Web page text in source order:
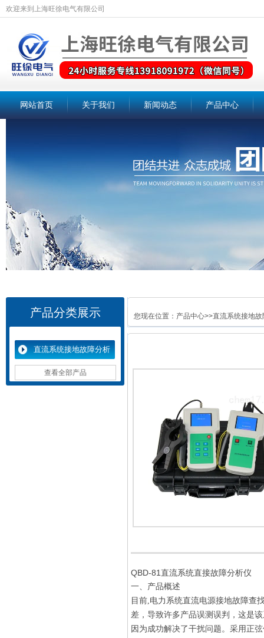
欢迎来到上海旺徐电气有限公司
网站首页 关于我们 新闻动态 产品中心
产品分类展示
直流系统接地故障分析
仪 查看全部产品
您现在位置： 产品中心>>直流系统接地故
QBD-81直流系统直接故障分析仪
一、产品概述
目前,电力系统直流电源接地故障查
差，导致许多产品误测误判，这是
因为成功解决了干扰问题。采用正